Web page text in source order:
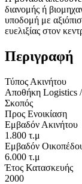
διανομής ή
υποδομή με
ευελιξίας στον
Περιγραφή
Τύπος Ακινήτου
Αποθήκη Logistics
Σκοπός
Προς Ενοικίαση
Εμβαδόν Ακινήτου
1.800 τ.μ
Εμβαδόν
6.000 τ.μ
Έτος Κατασκευής
2000